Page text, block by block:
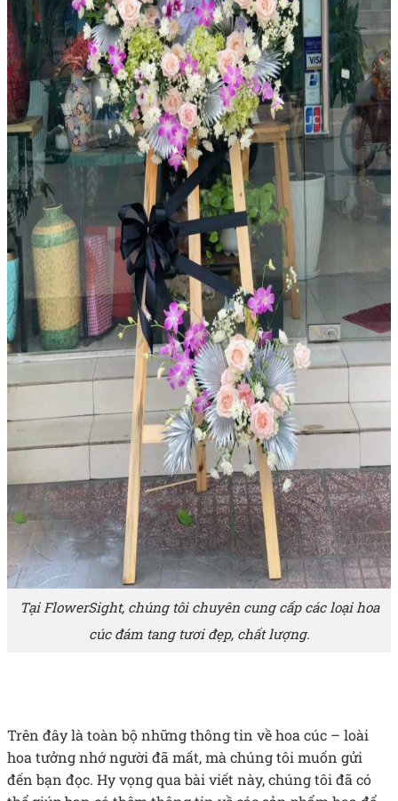
Tại FlowerSight, chúng tôi chuyên cung cấp các loại hoa
cúc đám tang tươi đẹp, chất lượng.
Trên đây là toàn bộ những thông tin về hoa cúc – loài
hoa tưởng nhớ người đã mất, mà chúng tôi muốn gửi
đến bạn đọc. Hy vọng qua bài viết này, chúng tôi đã có